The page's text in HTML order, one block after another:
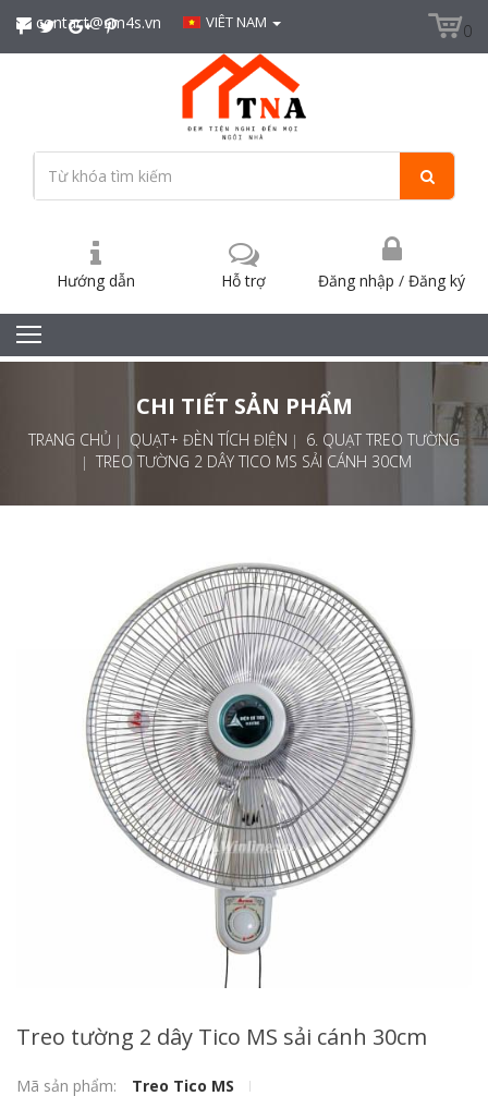
contact@sm4s.vn VIÊT NAM 0
Đăng nhập/Đăng ký
Hướng dẫn Hỗ trợ
CHI TIẾT SẢN PHẨM
TRANG CHỦ QUẠT+ ĐÈN TÍCH ĐIỆN
6. QUẠT TREO TƯỜNG
TREO TƯỜNG 2 DÂY TICO MS SẢI CÁNH 30CM
Treo tường 2 dây Tico MS sải cánh 30cm
Mã sản phẩm: Treo Tico MS